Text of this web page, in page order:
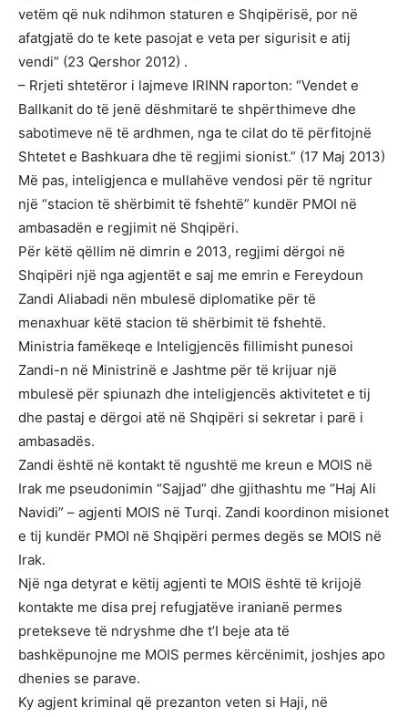
vetëm që nuk ndihmon staturen e Shqipërisë, por në
afatgjatë do te kete pasojat e veta per sigurisit e atij
vendi” (23 Qershor 2012) .
– Rrjeti shtetëror i lajmeve IRINN raporton: “Vendet e
Ballkanit do të jenë dëshmitarë te shpërthimeve dhe
sabotimeve në të ardhmen, nga te cilat do të përfitojnë
Shtetet e Bashkuara dhe të regjimi sionist.” (17 Maj 2013)
Më pas, inteligjenca e mullahëve vendosi për të ngritur
një “stacion të shërbimit të fshehtë” kundër PMOI në
ambasadën e regjimit në Shqipëri.
Për këtë qëllim në dimrin e 2013, regjimi dërgoi në
Shqipëri një nga agjentët e saj me emrin e Fereydoun
Zandi Aliabadi nën mbulesë diplomatike për të
menaxhuar këtë stacion të shërbimit të fshehtë.
Ministria famëkeqe e Inteligjencës fillimisht punesoi
Zandi-n në Ministrinë e Jashtme për të krijuar një
mbulesë për spiunazh dhe inteligjencës aktivitetet e tij
dhe pastaj e dërgoi atë në Shqipëri si sekretar i parë i
ambasadës.
Zandi është në kontakt të ngushtë me kreun e MOIS në
Irak me pseudonimin “Sajjad” dhe gjithashtu me “Haj Ali
Navidi” – agjenti MOIS në Turqi. Zandi koordinon misionet
e tij kundër PMOI në Shqipëri permes degës se MOIS në
Irak.
Një nga detyrat e këtij agjenti te MOIS është të krijojë
kontakte me disa prej refugjatëve iranianë permes
pretekseve të ndryshme dhe t’I beje ata të
bashkëpunojne me MOIS permes kërcënimit, joshjes apo
dhenies se parave.
Ky agjent kriminal që prezanton veten si Haji, në